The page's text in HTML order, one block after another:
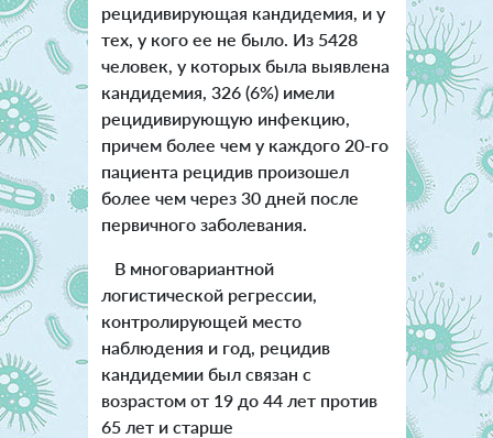
рецидивирующая кандидемия, и у
тех, у кого ее не было. Из 5428
человек, у которых была выявлена
кандидемия, 326 (6%) имели
рецидивирующую инфекцию,
причем более чем у каждого 20-го
пациента рецидив произошел
более чем через 30 дней после
первичного заболевания.
В многовариантной
логистической регрессии,
контролирующей место
наблюдения и год, рецидив
кандидемии был связан с
возрастом от 19 до 44 лет против
65 лет и старше